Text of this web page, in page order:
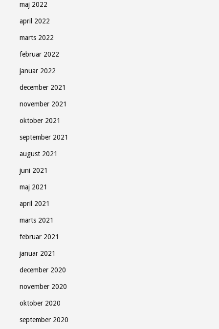
maj 2022
april 2022
marts 2022
februar 2022
januar 2022
december 2021
november 2021
oktober 2021
september 2021
august 2021
juni 2021
maj 2021
april 2021
marts 2021
februar 2021
januar 2021
december 2020
november 2020
oktober 2020
september 2020